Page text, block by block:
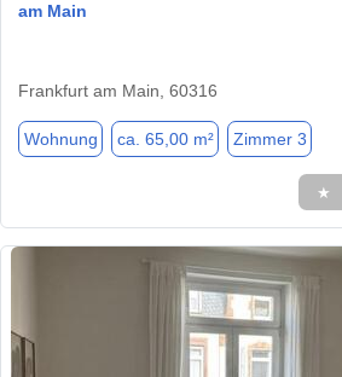
am Main
Frankfurt am Main, 60316
Wohnung ca. 65,00 m² Zimmer 3
★